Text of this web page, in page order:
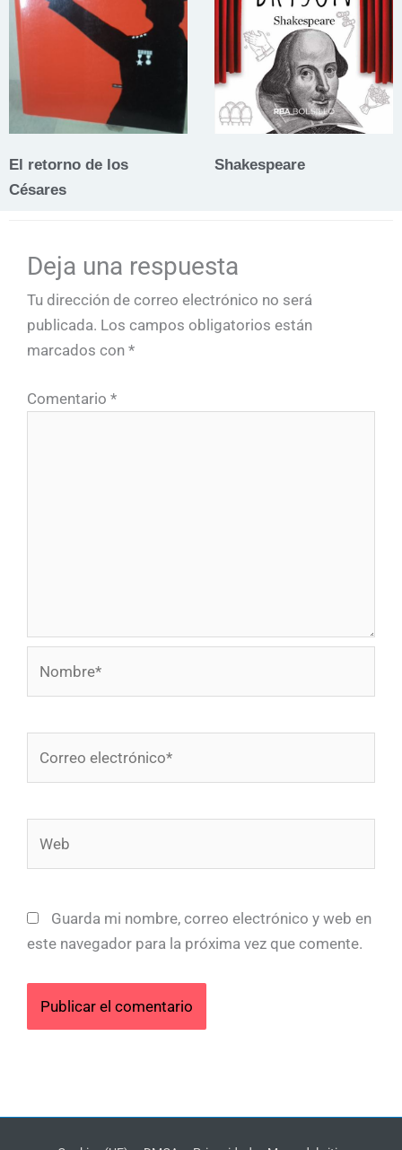
El retorno de los
Césares
Shakespeare
Deja una respuesta
Tu dirección de correo electrónico no será
publicada. Los campos obligatorios están
marcados con *
Comentario *
Guarda mi nombre, correo electrónico y web en
este navegador para la próxima vez que comente.